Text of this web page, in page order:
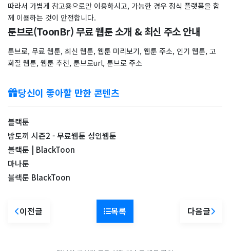
따라서 가볍게 참고용으로만 이용하시고, 가능한 경우 정식 플랫폼을 함
께 이용하는 것이 안전합니다.
툰브로(ToonBr) 무료 웹툰 소개 & 최신 주소 안내
툰브로, 무료 웹툰, 최신 웹툰, 웹툰 미리보기, 웹툰 주소, 인기 웹툰, 고
화질 웹툰, 웹툰 추천, 툰브로url, 툰브로 주소
당신이 좋아할 만한 콘텐츠
블랙툰
밤토끼 시즌2 - 무료웹툰 성인웹툰
블랙툰 | BlackToon
마나툰
블랙툰 BlackToon
이전글 목록 다음글